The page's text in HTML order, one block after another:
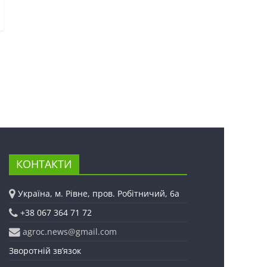
КОНТАКТИ
Україна, м. Рівне, пров. Робітничий, 6а
+38 067 364 71 72
agroc.news@gmail.com
Зворотній зв’язок